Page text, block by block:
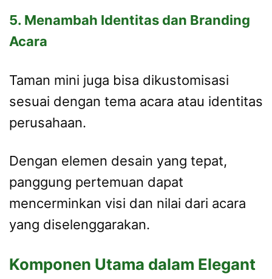
5. Menambah Identitas dan Branding
Acara
Taman mini juga bisa dikustomisasi
sesuai dengan tema acara atau identitas
perusahaan.
Dengan elemen desain yang tepat,
panggung pertemuan dapat
mencerminkan visi dan nilai dari acara
yang diselenggarakan.
Komponen Utama dalam Elegant